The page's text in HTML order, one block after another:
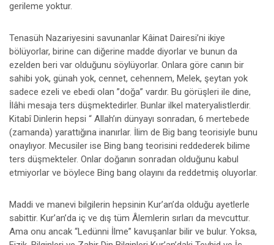
gerileme yoktur.
Tenasüh Nazariyesini savunanlar Kâinat Dairesi’ni ikiye
bölüyorlar, birine can diğerine madde diyorlar ve bunun da
ezelden beri var olduğunu söylüyorlar. Onlara göre canın bir
sahibi yok, günah yok, cennet, cehennem, Melek, şeytan yok
sadece ezeli ve ebedi olan ”doğa” vardır. Bu görüşleri ile dine,
İlâhi mesaja ters düşmektedirler. Bunlar ilkel materyalistlerdir.
Kitabî Dinlerin hepsi “ Allah’ın dünyayı sonradan, 6 mertebede
(zamanda) yarattığına inanırlar. İlim de Big bang teorisiyle bunu
onaylıyor. Mecusiler ise Bing bang teorisini reddederek bilime
ters düşmekteler. Onlar doğanın sonradan olduğunu kabul
etmiyorlar ve böylece Bing bang olayını da reddetmiş oluyorlar.
Maddi ve manevi bilgilerin hepsinin Kur’an’da olduğu ayetlerle
sabittir. Kur’an’da iç ve dış tüm Âlemlerin sırları da mevcuttur.
Ama onu ancak “Ledünni İlme” kavuşanlar bilir ve bulur. Yoksa,